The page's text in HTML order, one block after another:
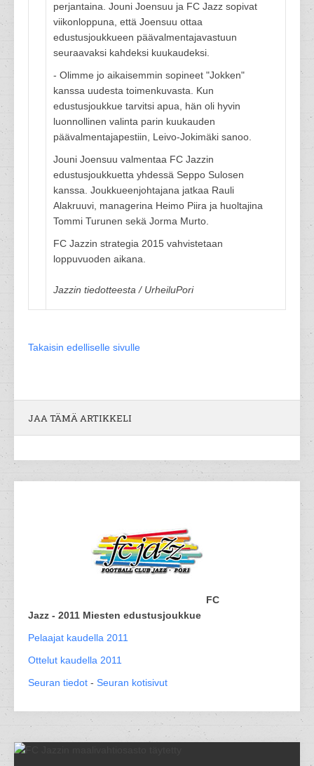
perjantaina. Jouni Joensuu ja FC Jazz sopivat
viikonloppuna, että Joensuu ottaa
edustusjoukkueen päävalmentajavastuun
seuraavaksi kahdeksi kuukaudeksi.
- Olimme jo aikaisemmin sopineet "Jokken"
kanssa uudesta toimenkuvasta. Kun
edustusjoukkue tarvitsi apua, hän oli hyvin
luonnollinen valinta parin kuukauden
päävalmentajapestiin, Leivo-Jokimäki sanoo.
Jouni Joensuu valmentaa FC Jazzin
edustusjoukkuetta yhdessä Seppo Sulosen
kanssa. Joukkueenjohtajana jatkaa Rauli
Alakruuvi, managerina Heimo Piira ja huoltajina
Tommi Turunen sekä Jorma Murto.
FC Jazzin strategia 2015 vahvistetaan
loppuvuoden aikana.
Jazzin tiedotteesta / UrheiluPori
Takaisin edelliselle sivulle
JAA TÄMÄ ARTIKKELI
FC
Jazz - 2011 Miesten edustusjoukkue
Pelaajat kaudella 2011
Ottelut kaudella 2011
Seuran tiedot - Seuran kotisivut